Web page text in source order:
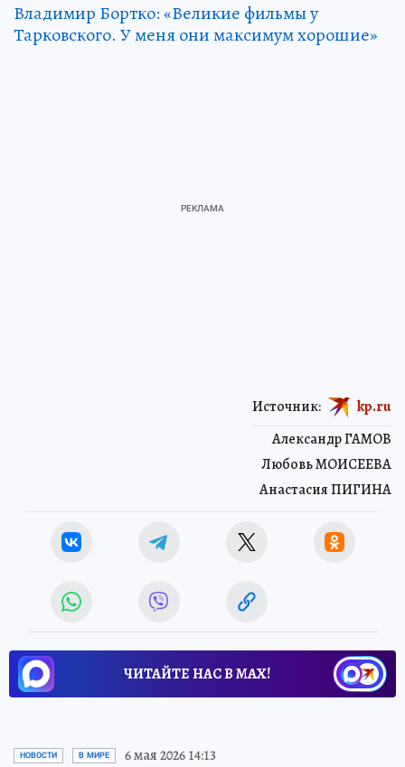
Владимир Бортко: «Великие фильмы у
Тарковского. У меня они максимум хорошие»
Александр ГАМОВ
Любовь МОИСЕЕВА
Анастасия ПИГИНА
Источник: kp.ru
ЧИТАЙТЕ НАС В МАХ!
НОВОСТИ В МИРЕ 6 мая 2026 14:13